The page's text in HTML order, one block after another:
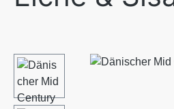
Bildergalerie überspringen